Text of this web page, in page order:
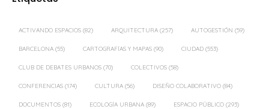
ACTIVANDO ESPACIOS (82) ARQUITECTURA (257) AUTOGESTIÓN (59)
BARCELONA (55) CARTOGRAFÍAS Y MAPAS (90) CIUDAD (553)
CLUB DE DEBATES URBANOS (70) COLECTIVOS (58)
CONFERENCIAS (174) CULTURA (56) DISEÑO COLABORATIVO (84)
DOCUMENTOS (81) ECOLOGÍA URBANA (89) ESPACIO PÚBLICO (293)